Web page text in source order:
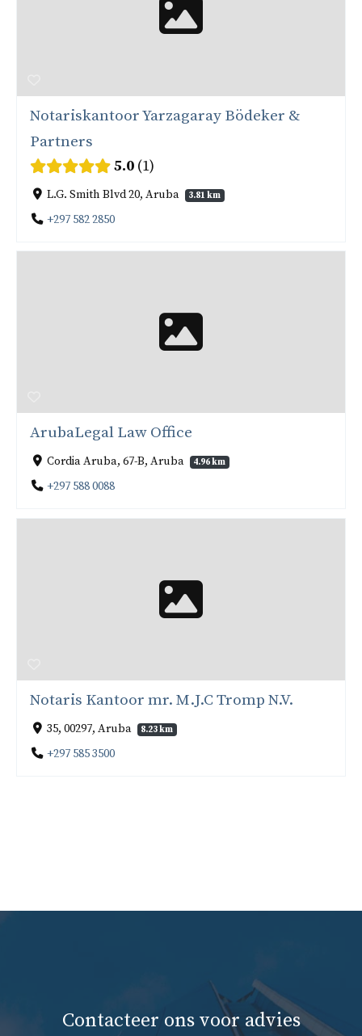
Notariskantoor Yarzagaray Bödeker &
Partners
5.0 1
L.G. Smith Blvd 20, Aruba 3.81 km
+297 582 2850
ArubaLegal Law Office
Cordia Aruba, 67-B, Aruba 4.96 km
+297 588 0088
Notaris Kantoor mr. M.J.C Tromp N.V.
35, 00297, Aruba 8.23 km
+297 585 3500
Contacteer ons voor advies